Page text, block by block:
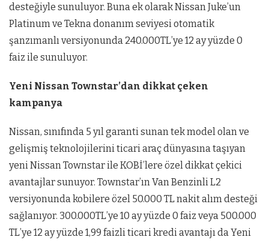
desteğiyle sunuluyor. Buna ek olarak Nissan Juke’un
Platinum ve Tekna donanım seviyesi otomatik
şanzımanlı versiyonunda 240.000TL’ye 12 ay yüzde 0
faiz ile sunuluyor.
Yeni Nissan Townstar’dan dikkat çeken
kampanya
Nissan, sınıfında 5 yıl garanti sunan tek model olan ve
gelişmiş teknolojilerini ticari araç dünyasına taşıyan
yeni Nissan Townstar ile KOBİ’lere özel dikkat çekici
avantajlar sunuyor. Townstar’ın Van Benzinli L2
versiyonunda kobilere özel 50.000 TL nakit alım desteği
sağlanıyor. 300.000TL’ye 10 ay yüzde 0 faiz veya 500.000
TL’ye 12 ay yüzde 1,99 faizli ticari kredi avantajı da Yeni